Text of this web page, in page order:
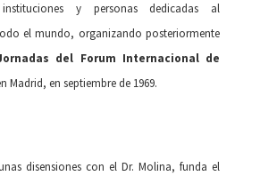
y personas dedicadas al
el mundo, organizando posteriormente
del Forum Internacional de
Madrid, en septiembre de 1969.
disensiones con el Dr. Molina, funda el